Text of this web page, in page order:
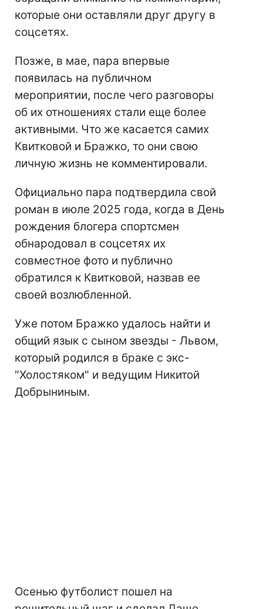
которые они оставляли друг другу в
соцсетях.
Позже, в мае, пара впервые
появилась на публичном
мероприятии, после чего разговоры
об их отношениях стали еще более
активными. Что же касается самих
Квитковой и Бражко, то они свою
личную жизнь не комментировали.
Официально пара подтвердила свой
роман в июле 2025 года, когда в День
рождения блогера спортсмен
обнародовал в соцсетях их
совместное фото и публично
обратился к Квитковой, назвав ее
своей возлюбленной.
Уже потом Бражко удалось найти и
общий язык с сыном звезды - Львом,
который родился в браке с экс-
"Холостяком" и ведущим Никитой
Добрыниным.
Осенью футболист пошел на